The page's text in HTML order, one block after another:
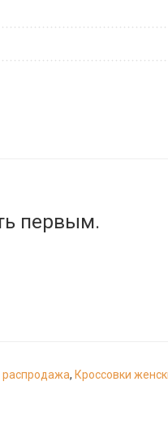
первым.
распродажа, Кроссовки